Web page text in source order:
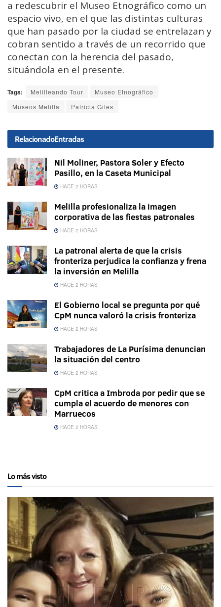
a redescubrir el Museo Etnográfico como un
espacio vivo, en el que las distintas culturas
que han pasado por la ciudad se entrelazan y
cobran sentido a través de un recorrido que
conectan con la herencia del pasado,
situándola en el presente.
Tags: Melilleando Tour
Museo Etnográfico
Museos Melilla
Patricia Giles
RelacionadoEntradas
Nil Moliner, Pastora Soler y Efecto
Pasillo, en la Caseta Municipal
HACE 2 HORAS
Melilla profesionaliza la imagen
corporativa de las fiestas patronales
HACE 2 HORAS
La patronal alerta de que la crisis
fronteriza perjudica la confianza y frena
la inversión en Melilla
HACE 2 HORAS
El Gobierno local se pregunta por qué
CpM nunca valoró la crisis fronteriza
HACE 2 HORAS
Trabajadores de La Purísima denuncian
la situación del centro
HACE 2 HORAS
CpM critica a Imbroda por pedir que se
cumpla el acuerdo de menores con
Marruecos
HACE 2 HORAS
Lo más visto